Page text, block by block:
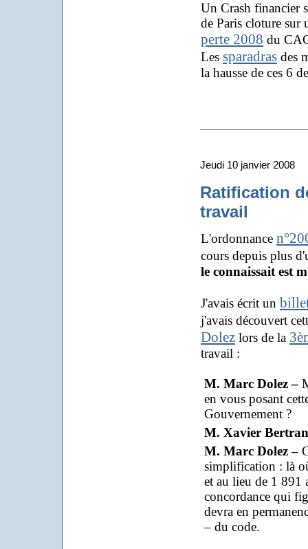
Un Crash financier
de Paris cloture sur
perte 2008 du
Les sparadras des
la hausse de ces 6
Jeudi 10 janvier 2008
Ratification
travail
L'ordonnance
cours depuis plus
le connaissait est
J'avais écrit un
j'avais découvert
Dolez lors de la
travail :
M. Marc Dolez –
en vous posant
Gouvernement ?
M. Xavier
M. Marc Dolez –
simplification : là
et au lieu de 1 891
concordance qui
devra en
– du code.